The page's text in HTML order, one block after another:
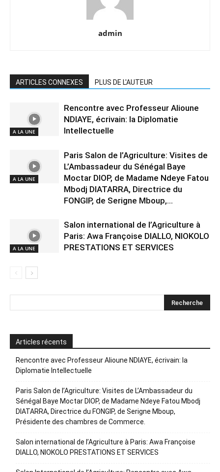
admin
ARTICLES CONNEXES PLUS DE L'AUTEUR
A LA UNE
Rencontre avec Professeur Alioune
NDIAYE, écrivain: la Diplomatie
Intellectuelle
A LA UNE
Paris Salon de l’Agriculture: Visites de
L’Ambassadeur du Sénégal Baye
Moctar DIOP, de Madame Ndeye Fatou
Mbodj DIATARRA, Directrice du
FONGIP, de Serigne Mboup,...
A LA UNE
Salon international de l’Agriculture à
Paris: Awa Françoise DIALLO, NIOKOLO
PRESTATIONS ET SERVICES
Articles récents
Rencontre avec Professeur Alioune NDIAYE, écrivain: la
Diplomatie Intellectuelle
Paris Salon de l’Agriculture: Visites de L’Ambassadeur du
Sénégal Baye Moctar DIOP, de Madame Ndeye Fatou Mbodj
DIATARRA, Directrice du FONGIP, de Serigne Mboup,
Présidente des chambres de Commerce.
Salon international de l’Agriculture à Paris: Awa Françoise
DIALLO, NIOKOLO PRESTATIONS ET SERVICES